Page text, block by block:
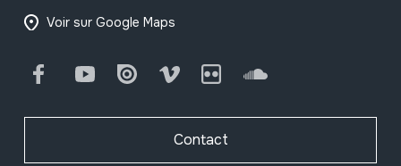
Voir sur Google Maps
FacebookYoutube Issuu Vimeo Flickr SoundCloud
Contact